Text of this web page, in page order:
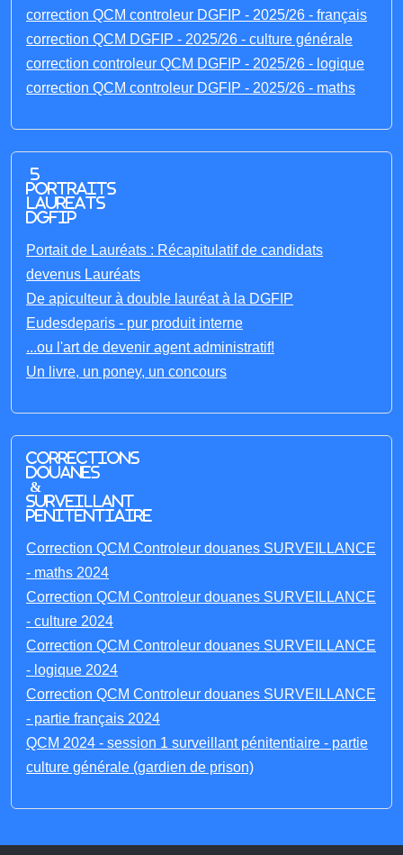
correction QCM controleur DGFIP - 2025/26 - français
correction QCM DGFIP - 2025/26 - culture générale
correction controleur QCM DGFIP - 2025/26 - logique
correction QCM controleur DGFIP - 2025/26 - maths
5
portraits
laureats
DGFIP
Portait de Lauréats : Récapitulatif de candidats
devenus Lauréats
De apiculteur à double lauréat à la DGFIP
Eudesdeparis - pur produit interne
...ou l'art de devenir agent administratif!
Un livre, un poney, un concours
Corrections
Douanes
&
Surveillant
penitentiaire
Correction QCM Controleur douanes SURVEILLANCE
- maths 2024
Correction QCM Controleur douanes SURVEILLANCE
- culture 2024
Correction QCM Controleur douanes SURVEILLANCE
- logique 2024
Correction QCM Controleur douanes SURVEILLANCE
- partie français 2024
QCM 2024 - session 1 surveillant pénitentiaire - partie
culture générale (gardien de prison)